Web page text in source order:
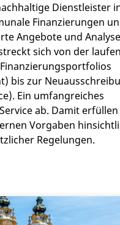
Dienstleister
Finanzierungen
Angebote und
sich von der
bis zur
Ein umfangreiches
ab. Damit erfüllen
Vorgaben
Regelungen.